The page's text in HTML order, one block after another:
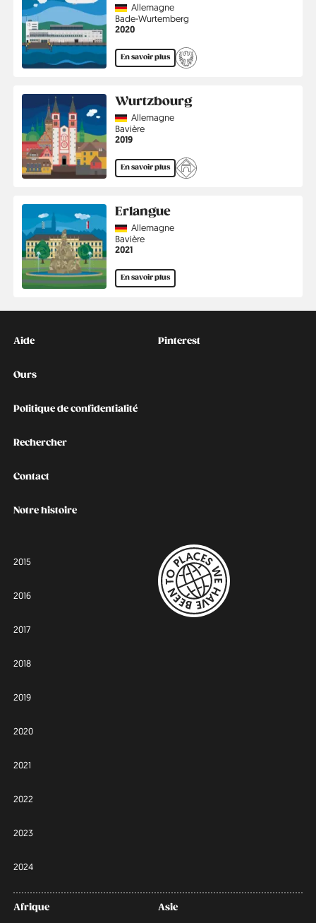
CountryAllemagne
Région
Bade-Wurtemberg
Année
2020
En savoir plus
Wurtzbourg
CountryAllemagne
Région
Bavière
Année
2019
En savoir plus
Erlangue
CountryAllemagne
Région
Bavière
Année
2021
En savoir plus
Kontakt
Aide
Ours
Politique de confidentialité
Rechercher
Contact
Notre histoire
Social
Pinterest
2015
2016
2017
2018
2019
2020
2021
2022
2023
2024
Afrique
Asie